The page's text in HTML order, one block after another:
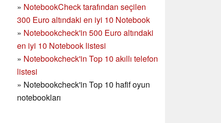
» NotebookCheck tarafından seçilen
300 Euro altındaki en iyi 10 Notebook
» Notebookcheck'in 500 Euro altındaki
en iyi 10 Notebook listesi
» Notebookcheck'in Top 10 akıllı telefon
listesi
» Notebookcheck'in Top 10 hafif oyun
notebookları